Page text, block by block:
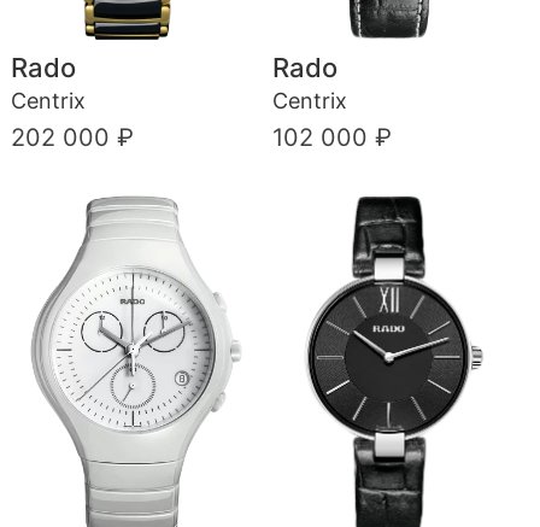
Rado
Centrix
202 000 ₽
Rado
Centrix
102 000 ₽